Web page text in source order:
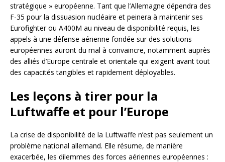
stratégique » européenne. Tant que l’Allemagne dépendra des
F-35 pour la dissuasion nucléaire et peinera à maintenir ses
Eurofighter ou A400M au niveau de disponibilité requis, les
appels à une défense aérienne fondée sur des solutions
européennes auront du mal à convaincre, notamment auprès
des alliés d’Europe centrale et orientale qui exigent avant tout
des capacités tangibles et rapidement déployables.
Les leçons à tirer pour la
Luftwaffe et pour l’Europe
La crise de disponibilité de la Luftwaffe n’est pas seulement un
problème national allemand. Elle résume, de manière
exacerbée, les dilemmes des forces aériennes européennes :